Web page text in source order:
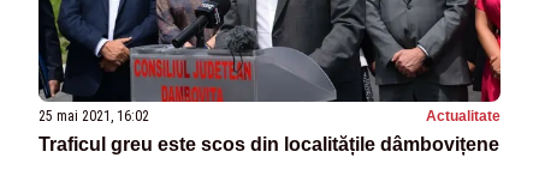
25 mai 2021, 16:02 Actualitate
Traficul greu este scos din localitățile dâmbovițene